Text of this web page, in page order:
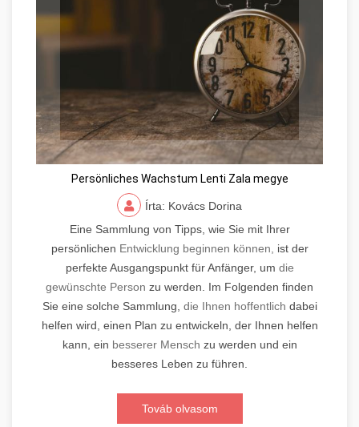
Persönliches Wachstum Lenti Zala megye
Írta: Kovács Dorina
Eine Sammlung von Tipps, wie Sie mit Ihrer
persönlichen Entwicklung beginnen können,
ist der
perfekte Ausgangspunkt für Anfänger, um die
gewünschte Person zu werden. Im Folgenden finden
Sie eine solche Sammlung, die Ihnen hoffentlich dabei
helfen wird, einen Plan zu entwickeln, der Ihnen helfen
kann, ein besserer Mensch zu werden und ein
besseres Leben zu führen.
Továb olvasom